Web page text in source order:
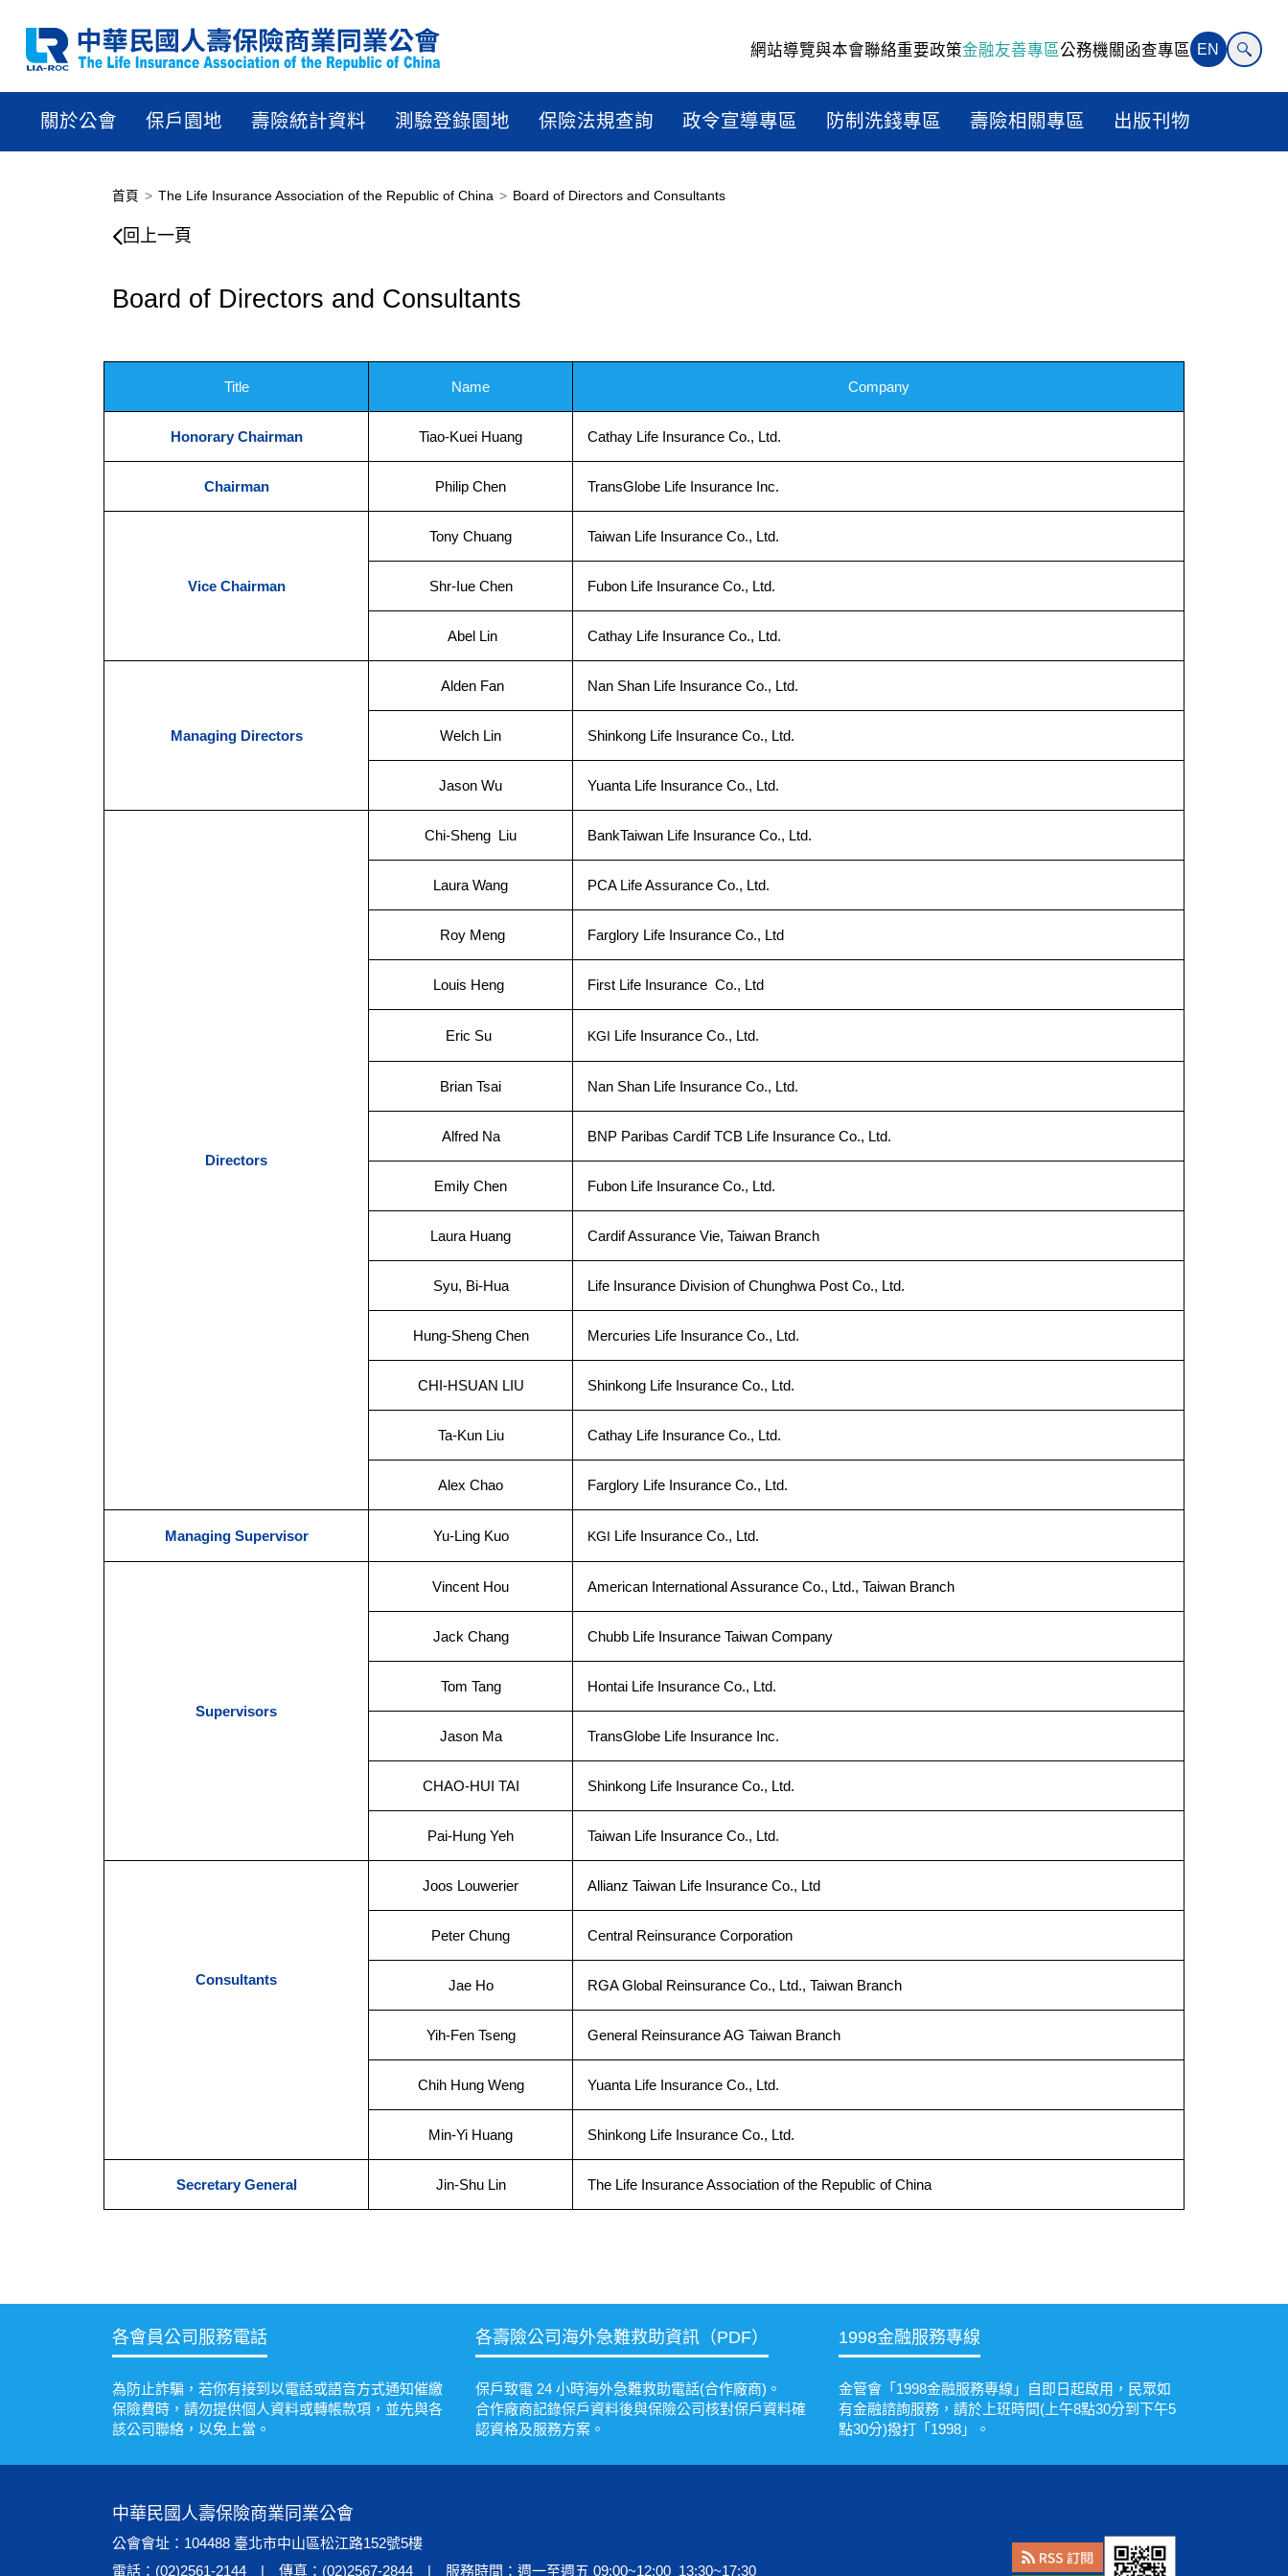
網站導覽與本會聯絡重要政策金融友善專區公務機關函查專區 EN
關於公會 保戶園地 壽險統計資料 測驗登錄園地 保險法規查詢 政令宣導專區 防制洗錢專區 壽險相關專區 出版刊物
首頁 The Life Insurance Association of the Republic of China Board of Directors and Consultants
回上一頁
Board of Directors and Consultants
Title Name Company
Honorary Chairman Tiao-Kuei Huang Cathay Life Insurance Co., Ltd.
Chairman Philip Chen TransGlobe Life Insurance Inc.
Vice Chairman
Tony Chuang Taiwan Life Insurance Co., Ltd.
Shr-Iue Chen Fubon Life Insurance Co., Ltd.
Abel Lin Cathay Life Insurance Co., Ltd.
Managing Directors
Alden Fan Nan Shan Life Insurance Co., Ltd.
Welch Lin Shinkong Life Insurance Co., Ltd.
Jason Wu Yuanta Life Insurance Co., Ltd.
Directors
Chi-Sheng Liu BankTaiwan Life Insurance Co., Ltd.
Laura Wang PCA Life Assurance Co., Ltd.
Roy Meng Farglory Life Insurance Co., Ltd
Louis Heng First Life Insurance Co., Ltd
Eric Su KGI Life Insurance Co., Ltd.
Brian Tsai Nan Shan Life Insurance Co., Ltd.
Alfred Na BNP Paribas Cardif TCB Life Insurance Co., Ltd.
Emily Chen Fubon Life Insurance Co., Ltd.
Laura Huang Cardif Assurance Vie, Taiwan Branch
Syu, Bi-Hua Life Insurance Division of Chunghwa Post Co., Ltd.
Hung-Sheng Chen Mercuries Life Insurance Co., Ltd.
CHI-HSUAN LIU Shinkong Life Insurance Co., Ltd.
Ta-Kun Liu Cathay Life Insurance Co., Ltd.
Alex Chao Farglory Life Insurance Co., Ltd.
Managing Supervisor Yu-Ling Kuo KGI Life Insurance Co., Ltd.
Supervisors
Vincent Hou American International Assurance Co., Ltd., Taiwan Branch
Jack Chang Chubb Life Insurance Taiwan Company
Tom Tang Hontai Life Insurance Co., Ltd.
Jason Ma TransGlobe Life Insurance Inc.
CHAO-HUI TAI Shinkong Life Insurance Co., Ltd.
Pai-Hung Yeh Taiwan Life Insurance Co., Ltd.
Consultants
Joos Louwerier Allianz Taiwan Life Insurance Co., Ltd
Peter Chung Central Reinsurance Corporation
Jae Ho RGA Global Reinsurance Co., Ltd., Taiwan Branch
Yih-Fen Tseng General Reinsurance AG Taiwan Branch
Chih Hung Weng Yuanta Life Insurance Co., Ltd.
Min-Yi Huang Shinkong Life Insurance Co., Ltd.
Secretary General Jin-Shu Lin The Life Insurance Association of the Republic of China
各會員公司服務電話
為防止詐騙，若你有接到以電話或語音方式通知催繳
保險費時，請勿提供個人資料或轉帳款項，並先與各
該公司聯絡，以免上當。
各壽險公司海外急難救助資訊（PDF）
保戶致電 24 小時海外急難救助電話(合作廠商)。
合作廠商記錄保戶資料後與保險公司核對保戶資料確
認資格及服務方案。
1998金融服務專線
金管會「1998金融服務專線」自即日起啟用，民眾如
有金融諮詢服務，請於上班時間(上午8點30分到下午5
點30分)撥打「1998」。
中華民國人壽保險商業同業公會
公會會址：104488 臺北市中山區松江路152號5樓
電話：(02)2561-2144 | 傳真：(02)2567-2844 | 服務時間：週一至週五 09:00~12:00 13:30~17:30